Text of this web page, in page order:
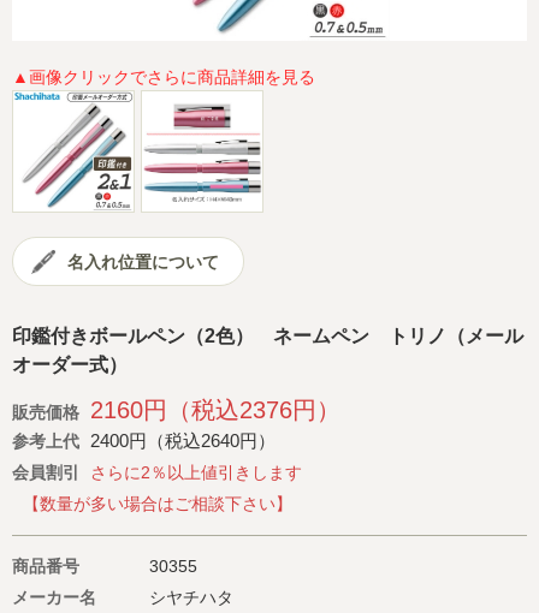
会社概要
▲画像クリックでさらに商品詳細を見る
名入れ位置について
印鑑付きボールペン（2色） ネームペン トリノ（メール
オーダー式）
販売価格 2160円（税込2376円）
参考上代 2400円（税込2640円）
会員割引
さらに2％以上値引きします
【数量が多い場合はご相談下さい】
商品番号
30355
メーカー名
シヤチハタ